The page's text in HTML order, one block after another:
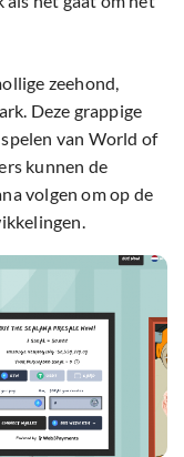
zeehond,
Deze grappige
van World of
kunnen de
volgen om op de